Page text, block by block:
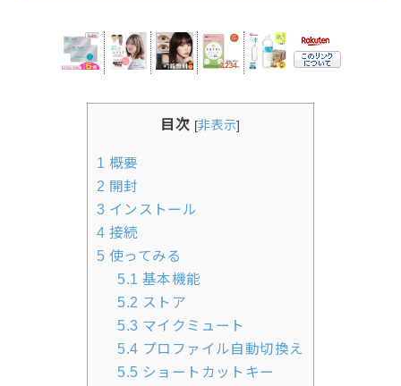
目次 [非表示]
1 概要
2 開封
3 インストール
4 接続
5 使ってみる
5.1 基本機能
5.2 ストア
5.3 マイクミュート
5.4 プロファイル自動切換え
5.5 ショートカットキー